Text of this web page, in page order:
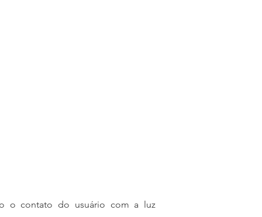
o contato do usuário com a luz